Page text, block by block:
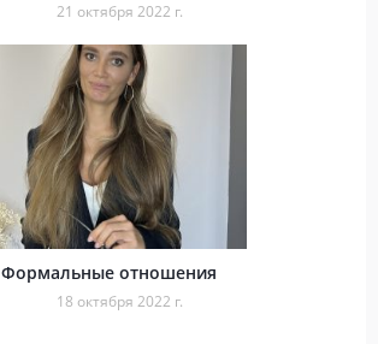
21 октября 2022 г.
Формальные отношения
18 октября 2022 г.